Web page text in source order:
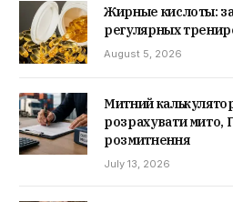
Жирные кислоты:
регулярных
August 5, 2026
Митний
розрахувати мито,
розмитнення
July 13, 2026